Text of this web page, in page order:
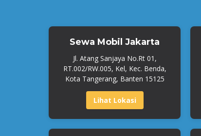
Sewa Mobil Jakarta
Jl. Atang Sanjaya No.Rt 01,
RT.002/RW.005, Kel, Kec. Benda,
Kota Tangerang, Banten 15125
Lihat Lokasi